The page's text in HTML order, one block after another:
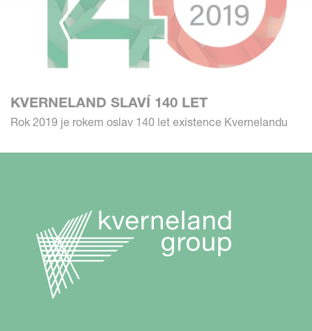
KVERNELAND SLAVÍ 140 LET
Rok 2019 je rokem oslav 140 let existence Kvernelandu